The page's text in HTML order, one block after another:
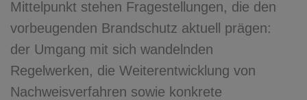
Mittelpunkt stehen Fragestellungen, die den
vorbeugenden Brandschutz aktuell prägen:
der Umgang mit sich wandelnden
Regelwerken, die Weiterentwicklung von
Nachweisverfahren sowie konkrete